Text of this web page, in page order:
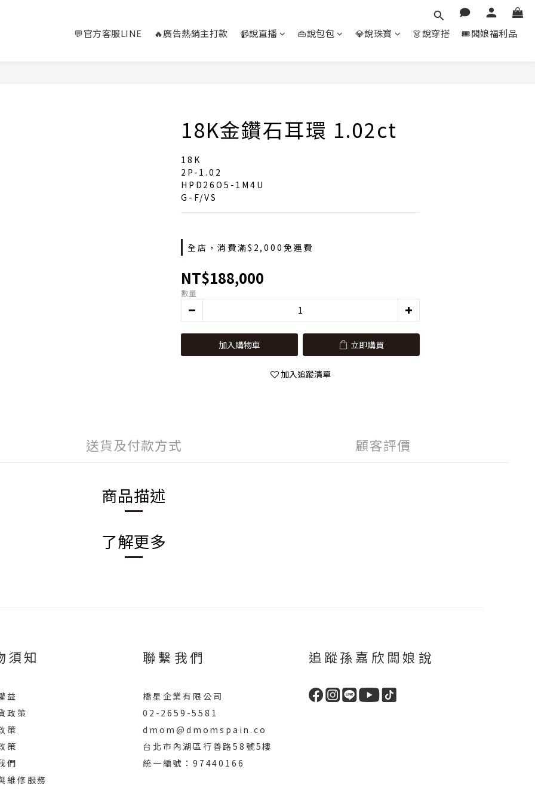
💬官方客服LINE 🔥廣告熱銷主打款 📹說直播 👜說包包 💎說珠寶 👗說穿搭 🎟️闆娘福利品
18K金鑽石耳環 1.02ct
18K
2P-1.02
HPD26O5-1M4U
G-F/VS
全店，消費滿$2,000免運費
NT$188,000
數量
加入購物車 立即購買
加入追蹤清單
送貨及付款方式 顧客評價
商品描述
了解更多
須知
益
政策
策
策
們
維修服務
聯繫我們
橋星企業有限公司
02-2659-5581
dmom@dmomspain.co
台北市內湖區行善路58號5樓
統一編號：97440166
追蹤孫嘉欣闆娘說